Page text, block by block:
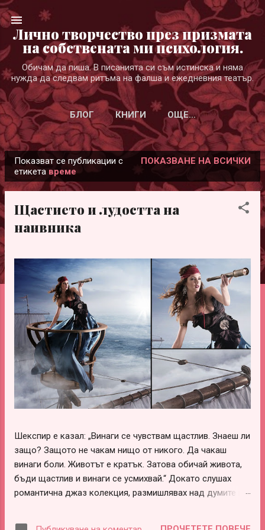
Пропускане към основното съдържание
Лично творчество през призмата
на собствената ми психология.
Обичам да пиша. В писанията си съм истинска и няма
нужда да следвам ритъма на фалша и ежедневния театър.
БЛОГ КНИГИ ОЩЕ…
у
Показват се публикации с
етикета време
ПОКАЗВАНЕ НА ВСИЧКИ
Щастието и лудостта на
наивника
Шекспир е казал: „Винаги се чувствам щастлив. Знаеш ли
защо? Защото не чакам нищо от никого. Да чакаш
винаги боли. Животът е кратък. Затова обичай живота,
бъди щастлив и винаги се усмихвай.“ Докато слушах
романтична джаз колекция, размишлявах над думите на
Шекспир. В тях има наистина много истини, които обаче